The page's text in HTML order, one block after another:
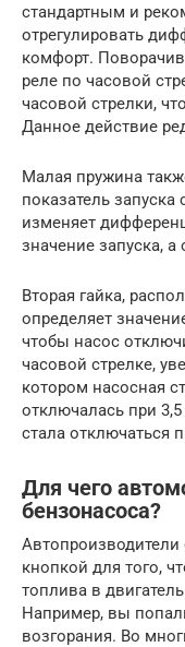
стандартным и
отрегулировать
комфорт.
реле по часовой
часовой стрелки,
Данное действие
Малая пружина
показатель
изменяет
значение запуска,
Вторая гайка,
определяет
чтобы насос
часовой стрелке,
котором насосная
отключалась при 3,5
стала отключаться
Для чего
бензонасоса?
кнопкой для того,
топлива в
Например, вы
возгорания. Во